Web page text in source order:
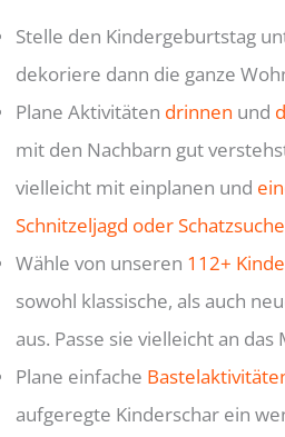
Stelle den Kindergeburtstag
dekoriere dann die ganze
Plane Aktivitäten drinnen und
mit den Nachbarn gut
vielleicht mit einplanen und
Schnitzeljagd oder Schatzsuche
Wähle von unseren 112+
sowohl klassische, als auch
aus. Passe sie vielleicht an das
Plane einfache
aufgeregte Kinderschar ein